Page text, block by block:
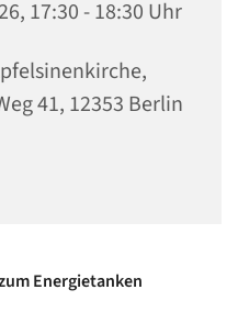
17:30 - 18:30 Uhr
41, 12353 Berlin
Energietanken